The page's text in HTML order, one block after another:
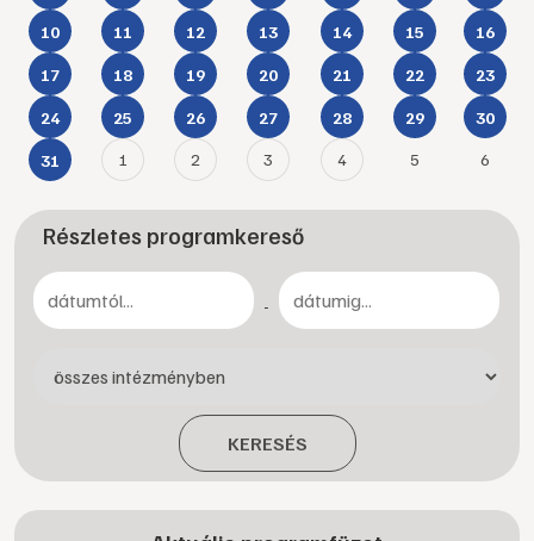
10 11 12 13 14 15 16
17 18 19 20 21 22 23
24 25 26 27 28 29 30
31 1 2 3 4 5 6
Részletes programkereső
-
KERESÉS